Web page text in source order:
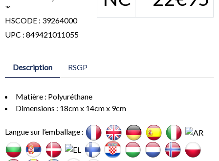
™
HSCODE : 39264000
UPC : 849421011055
Description RSGP
Matière : Polyuréthane
Dimensions : 18cm x 14cm x 9cm
Langue sur l’emballage :